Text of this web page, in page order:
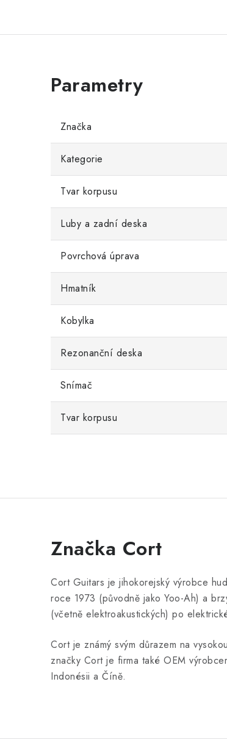
Značka
Kategorie
Tvar korpusu
Luby a zadní deska
Povrchová úprava
Hmatník
Kobylka
Rezonanční deska
Snímač
Tvar korpusu
Značka Cort
Cort Guitars je jihokorejský výrobce
roce 1973 (původně jako Yoo-Ah) a
(včetně elektroakustických) po
Cort je známý svým důrazem na
značky Cort je firma také OEM
Indonésii a Číně.